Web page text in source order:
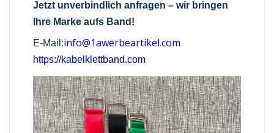
Jetzt unverbindlich anfragen – wir bringen
Ihre Marke aufs Band!
E-Mail:info@1awerbeartikel.com
https://kabelklettband.com